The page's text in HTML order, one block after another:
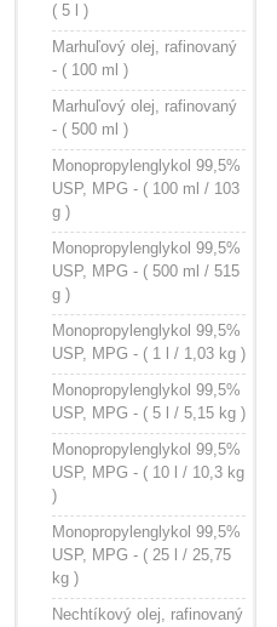
( 5 l )
Marhuľový olej, rafinovaný
- ( 100 ml )
Marhuľový olej, rafinovaný
- ( 500 ml )
Monopropylenglykol 99,5%
USP, MPG - ( 100 ml / 103
g )
Monopropylenglykol 99,5%
USP, MPG - ( 500 ml / 515
g )
Monopropylenglykol 99,5%
USP, MPG - ( 1 l / 1,03 kg )
Monopropylenglykol 99,5%
USP, MPG - ( 5 l / 5,15 kg )
Monopropylenglykol 99,5%
USP, MPG - ( 10 l / 10,3 kg
)
Monopropylenglykol 99,5%
USP, MPG - ( 25 l / 25,75
kg )
Nechtíkový olej, rafinovaný